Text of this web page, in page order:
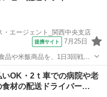
・エージェント_関西中央支店
提携サイト 7月25日
や米飯商品を、1日3回戦（1
円 ▼△ 月収例 △▼ 244,000円～293,000円 ☆応募後の流...
ライバー
いOK・2ｔ車での病院や老
食材の配送ドライバー…